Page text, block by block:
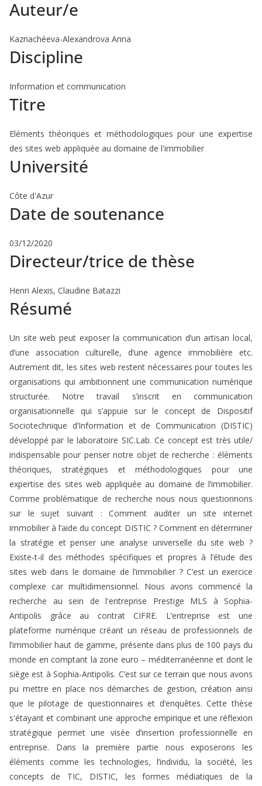
Auteur/e
Kaznachéeva-Alexandrova Anna
Discipline
Information et communication
Titre
Eléments théoriques et méthodologiques pour une expertise
des sites web appliquée au domaine de l'immobilier
Université
Côte d'Azur
Date de soutenance
03/12/2020
Directeur/trice de thèse
Henri Alexis, Claudine Batazzi
Résumé
Un site web peut exposer la communication d’un artisan local,
d’une association culturelle, d’une agence immobilière etc.
Autrement dit, les sites web restent nécessaires pour toutes les
organisations qui ambitionnent une communication numérique
structurée. Notre travail s’inscrit en communication
organisationnelle qui s’appuie sur le concept de Dispositif
Sociotechnique d’Information et de Communication (DISTIC)
développé par le laboratoire SIC.Lab. Ce concept est très utile/
indispensable pour penser notre objet de recherche : éléments
théoriques, stratégiques et méthodologiques pour une
expertise des sites web appliquée au domaine de l’immobilier.
Comme problématique de recherche nous nous questionnons
sur le sujet suivant : Comment auditer un site internet
immobilier à l’aide du concept DISTIC ? Comment en déterminer
la stratégie et penser une analyse universelle du site web ?
Existe-t-il des méthodes spécifiques et propres à l’étude des
sites web dans le domaine de l’immobilier ? C’est un exercice
complexe car multidimensionnel. Nous avons commencé la
recherche au sein de l'entreprise Prestige MLS à Sophia-
Antipolis grâce au contrat CIFRE. L’entreprise est une
plateforme numérique créant un réseau de professionnels de
l’immobilier haut de gamme, présente dans plus de 100 pays du
monde en comptant la zone euro – méditerranéenne et dont le
siège est à Sophia-Antipolis. C’est sur ce terrain que nous avons
pu mettre en place nos démarches de gestion, création ainsi
que le pilotage de questionnaires et d’enquêtes. Cette thèse
s'étayant et combinant une approche empirique et une réflexion
stratégique permet une visée d’insertion professionnelle en
entreprise. Dans la première partie nous exposerons les
éléments comme les technologies, l’individu, la société, les
concepts de TIC, DISTIC, les formes médiatiques de la